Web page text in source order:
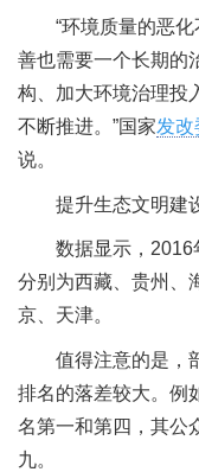
“环境质量的恶
善也需要一个长期的
构、加大环境治理投
不断推进。”国家发改
说。
提升生态文明建
数据显示，2016
分别为西藏、贵州、
京、天津。
值得注意的是，
排名的落差较大。例
名第一和第四，其公
九。